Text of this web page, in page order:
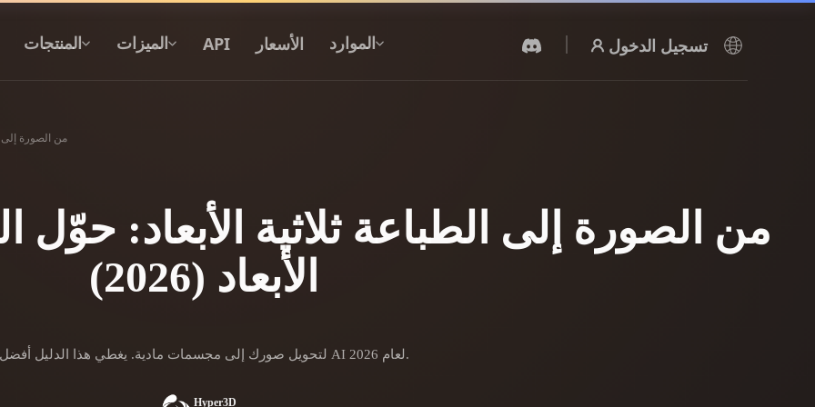
المنتجات الميزات API الأسعار الموارد تسجيل الدخول
API
ادمج ذكاءنا الإبداعي في تطبيقك أو سير
عملك.
مولد الخامات محرك بحث النماذج ثلاثية الأبعاد
من الصورة إلى
من الصورة إلى الطباعة ثلاثية الأبعاد: حوّل
الأبعاد (2026)
تعرّف على كيفية استخدام تقنية image to 3d print لتحويل صورك إلى مجسمات مادية. يغطي هذا الدليل أفضل أدوات وتقنيات AI لعام 2026.
Hyper3D